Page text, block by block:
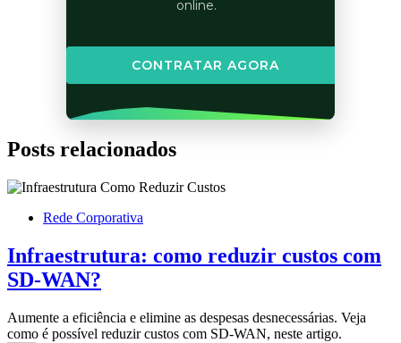
online.
CONTRATAR AGORA
Posts relacionados
Rede Corporativa
Infraestrutura: como reduzir custos com
SD-WAN?
Aumente a eficiência e elimine as despesas desnecessárias. Veja
como é possível reduzir custos com SD-WAN, neste artigo.